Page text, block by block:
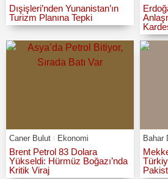
Dışişleri’nden Yunanistan’ın
Turizm Planına Tepki
Caner Bulut Ekonomi
Brent Petrol 83 Dolara
Yükseldi: Hürmüz Boğazı’nda
Kritik Viraj
Bahar